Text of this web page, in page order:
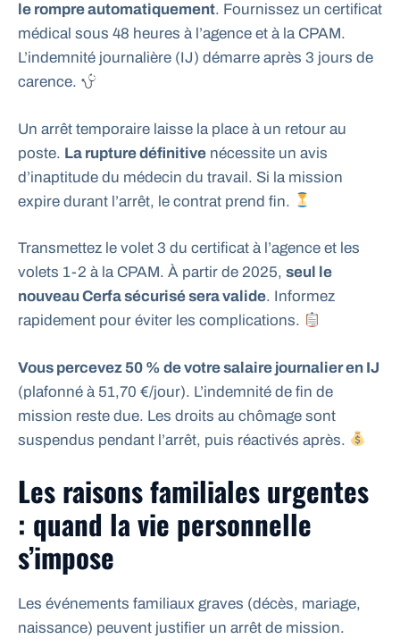
le rompre automatiquement. Fournissez un certificat
médical sous 48 heures à l’agence et à la CPAM.
L’indemnité journalière (IJ) démarre après 3 jours de
carence.
Un arrêt temporaire laisse la place à un retour au
poste. La rupture définitive nécessite un avis
d’inaptitude du médecin du travail. Si la mission
expire durant l’arrêt, le contrat prend fin.
Transmettez le volet 3 du certificat à l’agence et les
volets 1-2 à la CPAM. À partir de 2025, seul le
nouveau Cerfa sécurisé sera valide. Informez
rapidement pour éviter les complications.
Vous percevez 50 % de votre salaire journalier en IJ
(plafonné à 51,70 €/jour). L’indemnité de fin de
mission reste due. Les droits au chômage sont
suspendus pendant l’arrêt, puis réactivés après.
Les raisons familiales urgentes
: quand la vie personnelle
s’impose
Les événements familiaux graves (décès, mariage,
naissance) peuvent justifier un arrêt de mission.